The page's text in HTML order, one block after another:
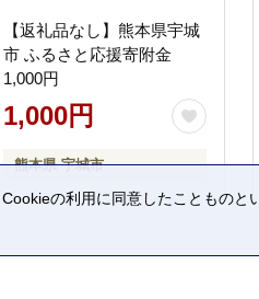
【返礼品なし】熊本県宇城
市 ふるさと応援寄附金
1,000円
1,000円
熊本県 宇城市
の利用に同意したことものと